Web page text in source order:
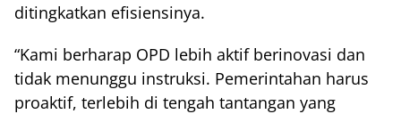
ditingkatkan efisiensinya.
“Kami berharap OPD lebih aktif berinovasi dan
tidak menunggu instruksi. Pemerintahan harus
proaktif, terlebih di tengah tantangan yang